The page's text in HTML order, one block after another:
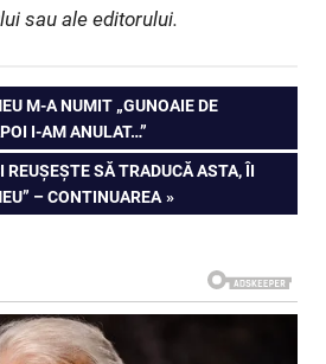
sau ale editorului.
M-A NUMIT „GUNOAIE DE
I-AM ANULAT…”
REUȘEȘTE SĂ TRADUCĂ ASTA, ÎI
– CONTINUAREA